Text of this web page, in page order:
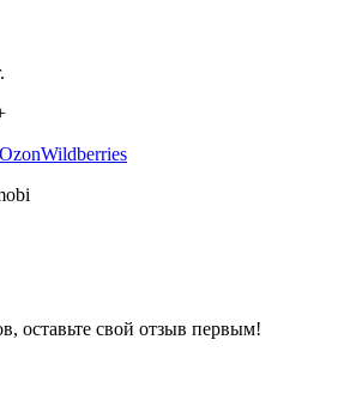
OzonWildberries
оставьте свой отзыв первым!